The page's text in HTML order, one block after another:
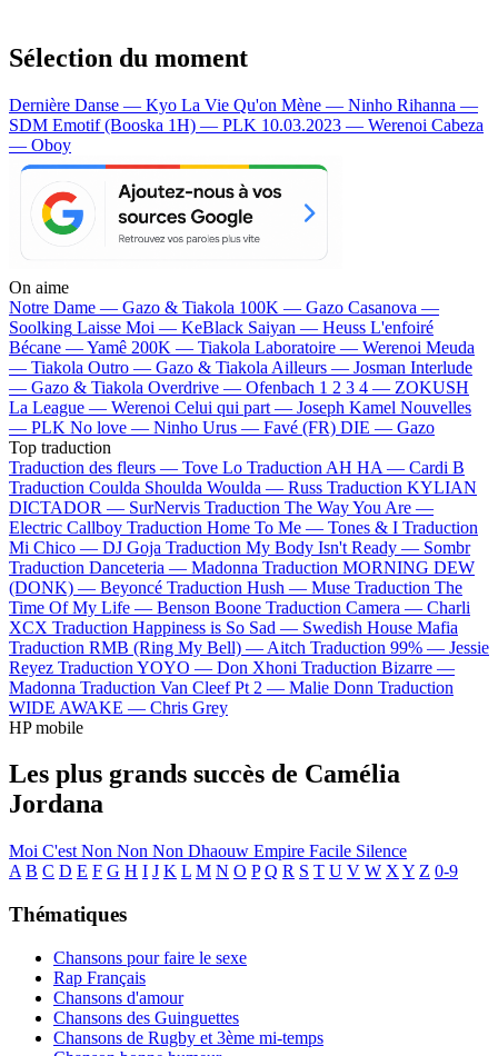
Sélection du moment
Dernière Danse — Kyo La Vie Qu'on Mène — Ninho Rihanna —
SDM Emotif (Booska 1H) — PLK 10.03.2023 — Werenoi Cabeza
— Oboy
On aime
Notre Dame — Gazo & Tiakola 100K — Gazo Casanova —
Soolking Laisse Moi — KeBlack Saiyan — Heuss L'enfoiré
Bécane —Yamê 200K — Tiakola Laboratoire — Werenoi Meuda
— Tiakola Outro — Gazo & Tiakola Ailleurs — Josman Interlude
— Gazo & Tiakola Overdrive — Ofenbach 1 2 3 4 — ZOKUSH
La League — Werenoi Celui qui part — Joseph Kamel Nouvelles
— PLK No love — Ninho Urus — Favé (FR) DIE — Gazo
Top traduction
Traduction des fleurs — Tove Lo Traduction AH HA — Cardi B
Traduction Coulda Shoulda Woulda — Russ Traduction KYLIAN
DICTADOR — SurNervis Traduction The Way You Are —
Electric Callboy Traduction Home To Me — Tones & I Traduction
Mi Chico — DJ Goja Traduction My Body Isn't Ready — Sombr
Traduction Danceteria — Madonna Traduction MORNING DEW
(DONK) — Beyoncé Traduction Hush — Muse Traduction The
Time Of My Life — Benson Boone Traduction Camera — Charli
XCX Traduction Happiness is So Sad — Swedish House Mafia
Traduction RMB (Ring My Bell) — Aitch Traduction 99% — Jessie
Reyez Traduction YOYO — Don Xhoni Traduction Bizarre —
Madonna Traduction Van Cleef Pt 2 — Malie Donn Traduction
WIDE AWAKE — Chris Grey
HP mobile
Les plus grands succès de Camélia
Jordana
Moi C'est Non Non Non Dhaouw Empire Facile Silence
A B C D E F G H I J K L M N O P Q R S T U V W X Y Z 0-9
Thématiques
Chansons pour faire le sexe
Rap Français
Chansons d'amour
Chansons des Guinguettes
Chansons de Rugby et 3ème mi-temps